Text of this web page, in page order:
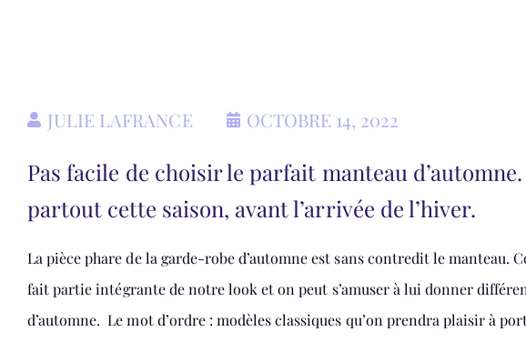
JULIE LAFRANCE OCTOBRE 14, 2022
Pas facile de choisir le parfait manteau
partout cette saison, avant l’arrivée de l’hiver.
La pièce phare de la garde-robe d’automne est sans contredit le manteau.
fait partie intégrante de notre look et on peut s’amuser à lui donner
d’automne. Le mot d’ordre : modèles classiques qu’on prendra plaisir à